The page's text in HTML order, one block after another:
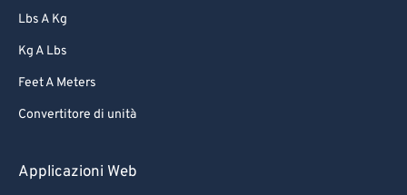
Lbs A Kg
Kg A Lbs
Feet A Meters
Convertitore di unità
Applicazioni Web